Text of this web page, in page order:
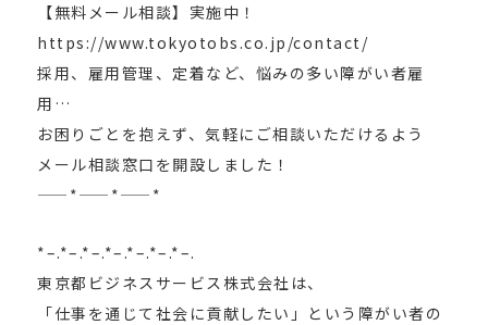
【無料メール相談】実施中！
https://www.tokyotobs.co.jp/contact/
採用、雇用管理、定着など、悩みの多い障がい者雇
用…
お困りごとを抱えず、気軽にご相談いただけるよう
メール相談窓口を開設しました！
——*——*——*
*–.*–.*–.*–.*–.*–.*–.
東京都ビジネスサービス株式会社は、
「仕事を通じて社会に貢献したい」という障がい者の